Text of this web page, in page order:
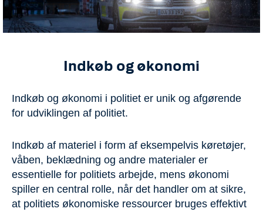
Indkøb og økonomi
Indkøb og økonomi i politiet er unik og afgørende
for udviklingen af politiet.
Indkøb af materiel i form af eksempelvis køretøjer,
våben, beklædning og andre materialer er
essentielle for politiets arbejde, mens økonomi
spiller en central rolle, når det handler om at sikre,
at politiets økonomiske ressourcer bruges effektivt